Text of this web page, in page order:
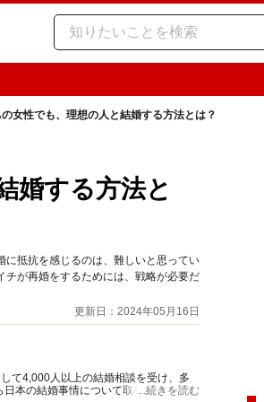
女性でも、理想の人と結婚する方法とは？
婚する方法と
抵抗を感じるのは、難しいと思ってい
チが再婚をするためには、戦略が必要だ
更新日：2024年05月16日
て4,000人以上の結婚相談を受け、多
本の結婚事情について取材を受けるこ
...続きを読む